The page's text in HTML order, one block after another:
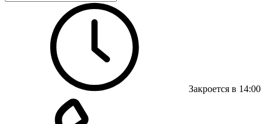
Закроется в 14:00